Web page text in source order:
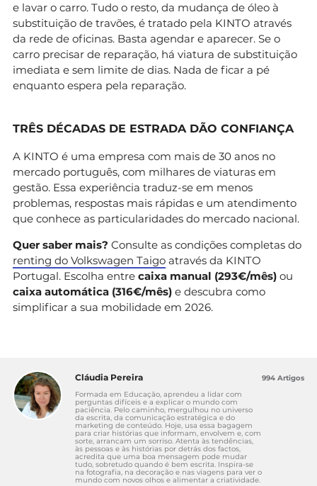
e lavar o carro. Tudo o resto, da mudança de óleo à
substituição de travões, é tratado pela KINTO através
da rede de oficinas. Basta agendar e aparecer. Se o
carro precisar de reparação, há viatura de substituição
imediata e sem limite de dias. Nada de ficar a pé
enquanto espera pela reparação.
TRÊS DÉCADAS DE ESTRADA DÃO CONFIANÇA
A KINTO é uma empresa com mais de 30 anos no
mercado português, com milhares de viaturas em
gestão. Essa experiência traduz-se em menos
problemas, respostas mais rápidas e um atendimento
que conhece as particularidades do mercado nacional.
Quer saber mais? Consulte as condições completas do
renting do Volkswagen Taigo através da KINTO
Portugal. Escolha entre caixa manual (293€/mês) ou
caixa automática (316€/mês) e descubra como
simplificar a sua mobilidade em 2026.
Cláudia Pereira
Formada em Educação, aprendeu a lidar com
perguntas difíceis e a explicar o mundo com
paciência. Pelo caminho, mergulhou no universo
da escrita, da comunicação estratégica e do
marketing de conteúdo. Hoje, usa essa bagagem
para criar histórias que informam, envolvem e, com
sorte, arrancam um sorriso. Atenta às tendências,
às pessoas e às histórias por detrás dos factos,
acredita que uma boa mensagem pode mudar
tudo, sobretudo quando é bem escrita. Inspira-se
na fotografia, na decoração e nas viagens para ver o
mundo com novos olhos e alimentar a criatividade.
994 Artigos